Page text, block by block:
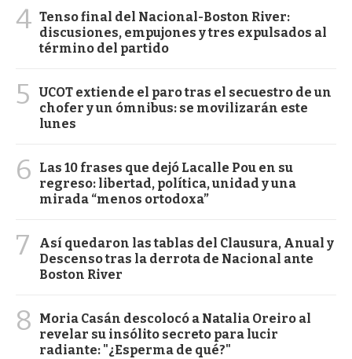
4 Tenso final del Nacional-Boston River:
discusiones, empujones y tres expulsados al
término del partido
5
UCOT extiende el paro tras el secuestro de un
chofer y un ómnibus: se movilizarán este
lunes
6
Las 10 frases que dejó Lacalle Pou en su
regreso: libertad, política, unidad y una
mirada “menos ortodoxa”
7
Así quedaron las tablas del Clausura, Anual y
Descenso tras la derrota de Nacional ante
Boston River
8
Moria Casán descolocó a Natalia Oreiro al
revelar su insólito secreto para lucir
radiante: "¿Esperma de qué?"